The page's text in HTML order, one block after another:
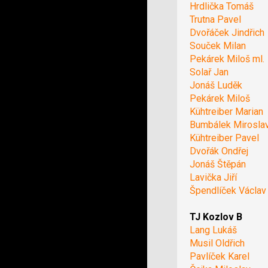
Hrdlička Tomáš
Trutna Pavel
Dvořáček Jindřich
Souček Milan
Pekárek Miloš ml.
Solař Jan
Jonáš Luděk
Pekárek Miloš
Kühtreiber Marian
Bumbálek
Kühtreiber Pavel
Dvořák Ondřej
Jonáš Štěpán
Lavička Jiří
Špendlíček Václav
TJ Kozlov B
Lang Lukáš
Musil Oldřich
Pavlíček Karel